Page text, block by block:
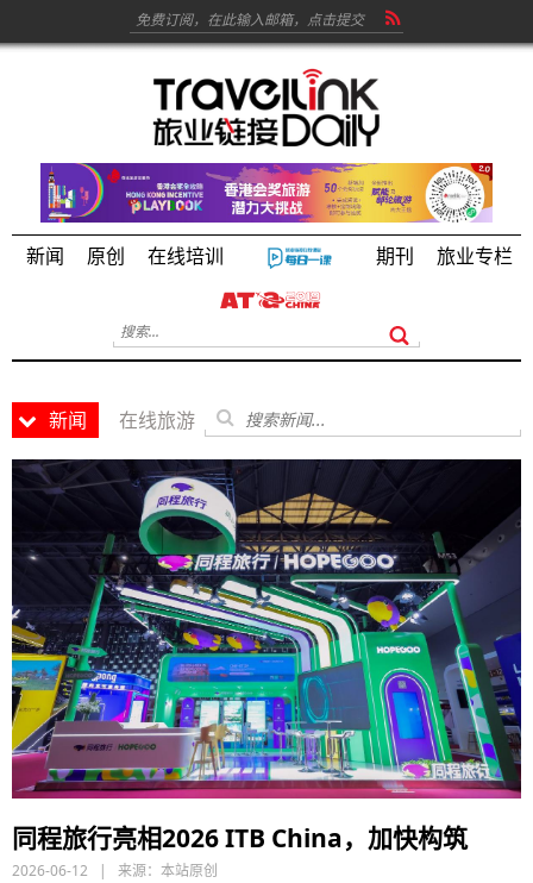
新闻 原创 在线培训 期刊 旅业专栏
新闻 在线旅游
同程旅行亮相2026 ITB China，加快构筑
2026-06-12 | 来源： 本站原创